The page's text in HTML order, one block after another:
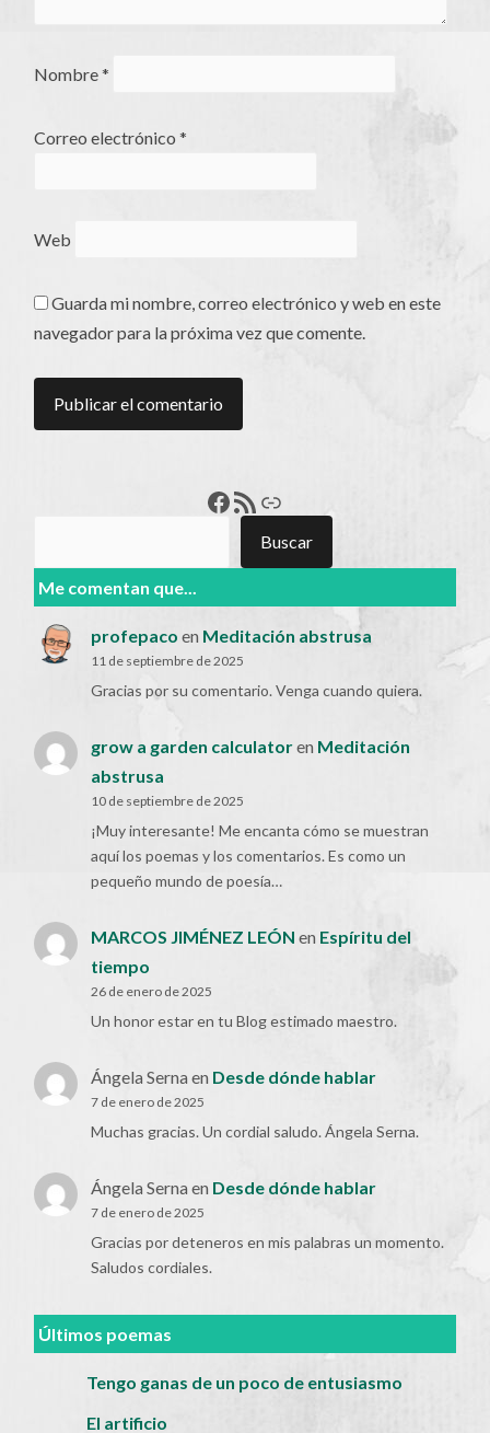
Nombre*
Correo electrónico*
Web
Guarda mi nombre, correo electrónico y web en este
navegador para la próxima vez que comente.
Francisco Pérez
Feed RSSEnlace
Buscar
Me comentan que...
profepaco en Meditación abstrusa
11 de septiembre de 2025
Gracias por su comentario. Venga cuando quiera.
grow a garden calculatoren Meditación
abstrusa
10 de septiembre de 2025
¡Muy interesante! Me encanta cómo se muestran
aquí los poemas y los comentarios. Es como un
pequeño mundo de poesía…
MARCOS JIMÉNEZ LEÓN en Espíritu del
tiempo
26 de enero de 2025
Un honor estar en tu Blog estimado maestro.
Ángela Serna en Desde dónde hablar
7 de enero de 2025
Muchas gracias. Un cordial saludo. Ángela Serna.
Ángela Serna en Desde dónde hablar
7 de enero de 2025
Gracias por deteneros en mis palabras un momento.
Saludos cordiales.
Últimos poemas
Tengo ganas de un poco de entusiasmo
El artificio